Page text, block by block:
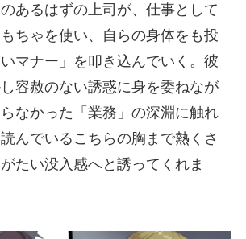
あるはずの上司が、仕事として
ちゃを使い、自らの身体をも投
マナー」を叩き込んでいく。彼
容赦のない誘惑に身を委ねなが
なかった「業務」の深淵に触れ
んでいるこちらの胸まで熱くさ
たい没入感へと誘ってくれま